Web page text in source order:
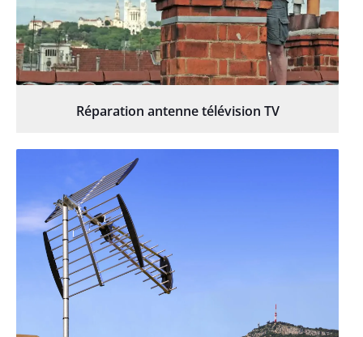
Réparation antenne télévision TV